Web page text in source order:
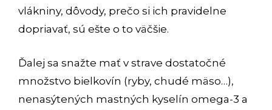
vlákniny, dôvody, prečo si ich pravidelne
dopriavať, sú ešte o to väčšie.
Ďalej sa snažte mať v strave dostatočné
množstvo bielkovín (ryby, chudé mäso…),
nenasýtených mastných kyselín omega-3 a